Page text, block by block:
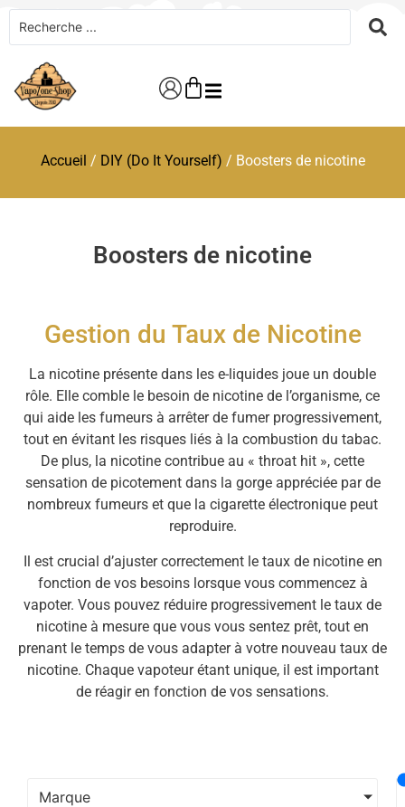
Accueil / DIY (Do It Yourself) / Boosters de nicotine
Boosters de nicotine
Gestion du Taux de Nicotine
La nicotine présente dans les e-liquides joue un double
rôle. Elle comble le besoin de nicotine de l’organisme, ce
qui aide les fumeurs à arrêter de fumer progressivement,
tout en évitant les risques liés à la combustion du tabac.
De plus, la nicotine contribue au « throat hit », cette
sensation de picotement dans la gorge appréciée par de
nombreux fumeurs et que la cigarette électronique peut
reproduire.
Il est crucial d’ajuster correctement le taux de nicotine en
fonction de vos besoins lorsque vous commencez à
vapoter. Vous pouvez réduire progressivement le taux de
nicotine à mesure que vous vous sentez prêt, tout en
prenant le temps de vous adapter à votre nouveau taux de
nicotine. Chaque vapoteur étant unique, il est important
de réagir en fonction de vos sensations.
Marque